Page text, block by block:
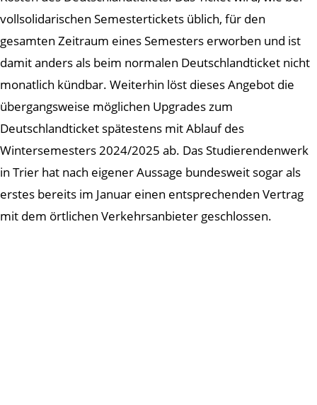
vollsolidarischen Semestertickets üblich, für den
gesamten Zeitraum eines Semesters erworben und ist
damit anders als beim normalen Deutschlandticket nicht
monatlich kündbar. Weiterhin löst dieses Angebot die
übergangsweise möglichen Upgrades zum
Deutschlandticket spätestens mit Ablauf des
Wintersemesters 2024/2025 ab. Das Studierendenwerk
in Trier hat nach eigener Aussage bundesweit sogar als
erstes bereits im Januar einen entsprechenden Vertrag
mit dem örtlichen Verkehrsanbieter geschlossen.